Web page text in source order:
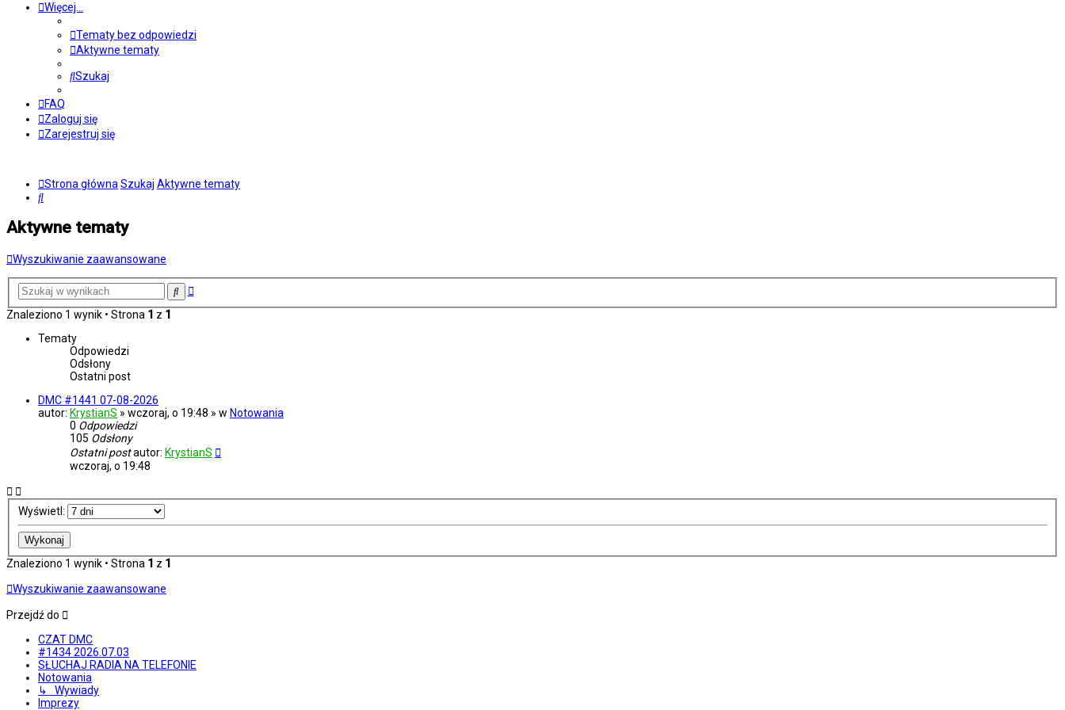
Więcej…
Tematy bez odpowiedzi
Aktywne tematy
Szukaj
FAQ
Zaloguj się
Zarejestruj się
Strona główna Szukaj Aktywne tematy
Szukaj
Aktywne tematy
Wyszukiwanie zaawansowane
SzukajWyszukiwanie
Znaleziono 1 wynik • Strona 1 z 1
Tematy
Odpowiedzi
Odsłony
Ostatni post
DMC #1441 07-08-2026
autor: KrystianS » wczoraj, o 19:48 » w Notowania
0 Odpowiedzi
105 Odsłony
Ostatni postautor: KrystianS
wczoraj, o 19:48
Wyświetl:
Znaleziono 1 wynik • Strona 1 z 1
Wyszukiwanie zaawansowane
Przejdź do
CZAT DMC
#1434 2026.07.03
SŁUCHAJ RADIA NA TELEFONIE
Notowania
↳ Wywiady
Imprezy